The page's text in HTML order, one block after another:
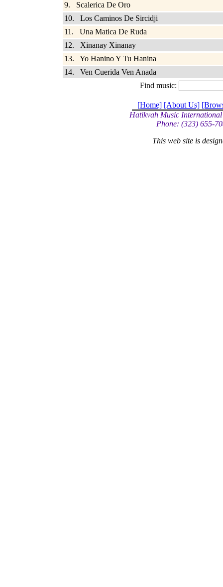
9. Scalerica De Oro
10. Los Caminos De Sircidji
11. Una Matica De Ruda
12. Xinanay Xinanay
13. Yo Hanino Y Tu Hanina
14. Ven Cuerida Ven Anada
Find music:
[Home] [About Us]
Hatikvah Music
Phone: (323) 655-
This web site is